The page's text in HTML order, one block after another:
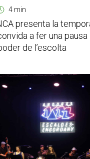
4 min
presenta la
a fer una pausa
de l’escolta